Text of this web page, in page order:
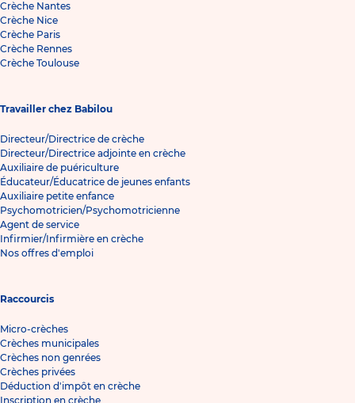
Crèche Nantes
Crèche Nice
Crèche Paris
Crèche Rennes
Crèche Toulouse
Travailler chez Babilou
Directeur/Directrice de crèche
Directeur/Directrice adjointe en crèche
Auxiliaire de puériculture
Éducateur/Éducatrice de jeunes enfants
Auxiliaire petite enfance
Psychomotricien/Psychomotricienne
Agent de service
Infirmier/Infirmière en crèche
Nos offres d'emploi
Raccourcis
Micro-crèches
Crèches municipales
Crèches non genrées
Crèches privées
Déduction d'impôt en crèche
Inscription en crèche